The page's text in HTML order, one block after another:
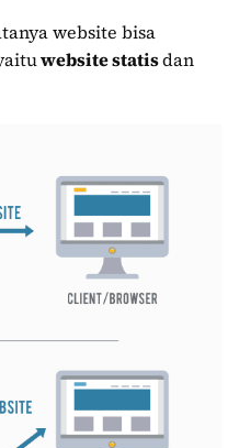
website bisa
website statisdan